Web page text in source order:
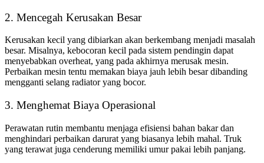
2. Mencegah Kerusakan Besar
Kerusakan kecil yang dibiarkan akan berkembang menjadi masalah
besar. Misalnya, kebocoran kecil pada sistem pendingin dapat
menyebabkan overheat, yang pada akhirnya merusak mesin.
Perbaikan mesin tentu memakan biaya jauh lebih besar dibanding
mengganti selang radiator yang bocor.
3. Menghemat Biaya Operasional
Perawatan rutin membantu menjaga efisiensi bahan bakar dan
menghindari perbaikan darurat yang biasanya lebih mahal. Truk
yang terawat juga cenderung memiliki umur pakai lebih panjang.